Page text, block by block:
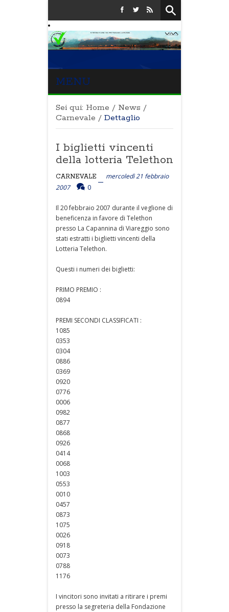
MENU
Sei qui: Home / News /
Carnevale / Dettaglio
I biglietti vincenti
della lotteria Telethon
CARNEVALE
mercoledì 21 febbraio
2007
0
Il 20 febbraio 2007 durante il veglione di
beneficenza in favore di Telethon
presso La Capannina di Viareggio sono
stati estratti i biglietti vincenti della
Lotteria Telethon.
Questi i numeri dei biglietti:
PRIMO PREMIO :
0894
PREMI SECONDI CLASSIFICATI :
1085
0353
0304
0886
0369
0920
0776
0006
0982
0877
0868
0926
0414
0068
1003
0553
0010
0457
0873
1075
0026
0918
0073
0788
1176
I vincitori sono invitati a ritirare i premi
presso la segreteria della Fondazione